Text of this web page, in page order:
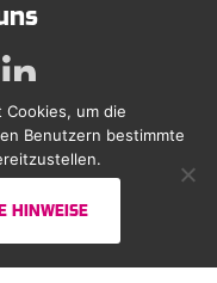
um die
Benutzern bestimmte
HINWEISE